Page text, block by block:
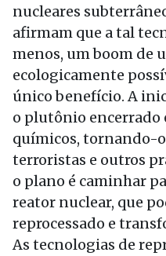
nucleares
afirmam que a tal
menos, um boom de
ecologicamente
único benefício. A
o plutônio encerrado
químicos, tornando-o
terroristas e outros
o plano é caminhar
reator nuclear, que
reprocessado e
As tecnologias de